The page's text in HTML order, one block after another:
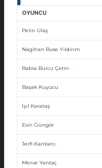
OYUNCU
Pelin Ulaş
Nagihan Buse Yıldırım
Rabia Burcu Çetin
Başak Kuyucu
Işıl Karataş
Esin Güngör
Jerfi Kantarcı
Merve Yantaç